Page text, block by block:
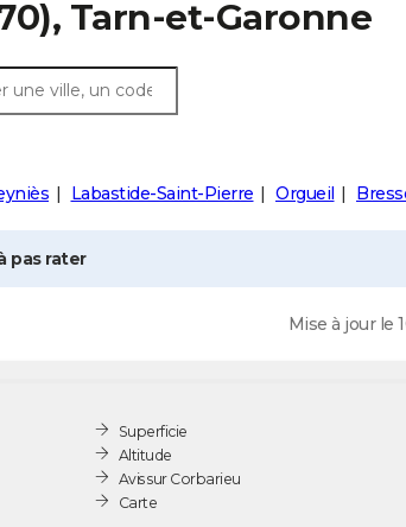
Tarn-et-Garonne
Labastide-Saint-Pierre Orgueil
pas rater
Mise à jour le
Superficie
Altitude
Avis sur Corbarieu
Carte